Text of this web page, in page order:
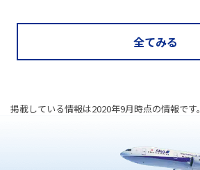
全てみる
掲載している情報は2020年9月時点の情報です。